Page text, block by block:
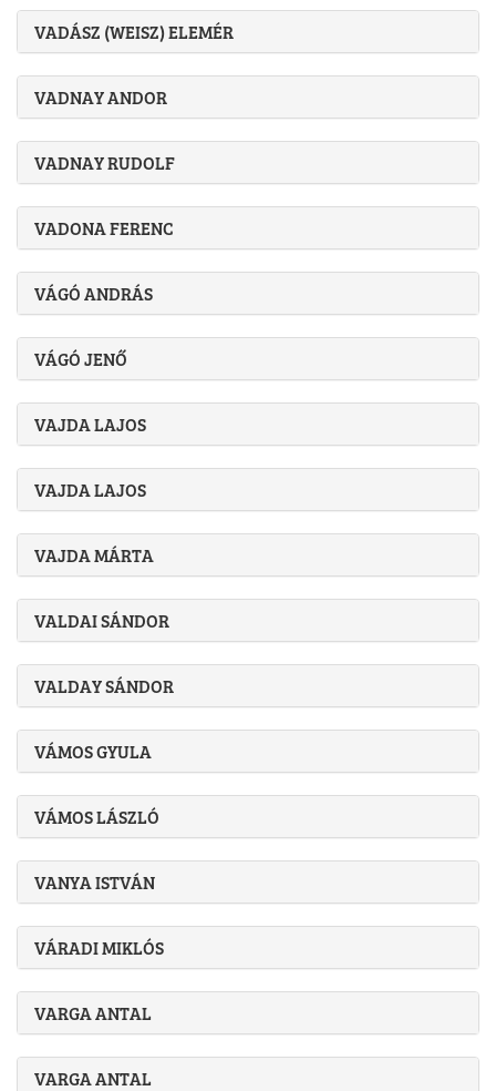
VADÁSZ (WEISZ) ELEMÉR
VADNAY ANDOR
VADNAY RUDOLF
VADONA FERENC
VÁGÓ ANDRÁS
VÁGÓ JENŐ
VAJDA LAJOS
VAJDA LAJOS
VAJDA MÁRTA
VALDAI SÁNDOR
VALDAY SÁNDOR
VÁMOS GYULA
VÁMOS LÁSZLÓ
VANYA ISTVÁN
VÁRADI MIKLÓS
VARGA ANTAL
VARGA ANTAL